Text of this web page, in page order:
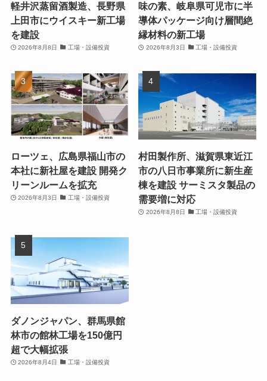
軽井沢蒸留酒製造、長野県
上田市にウイスキー新工場
を建設
2026年8月8日 工場・設備投資
味の素、岐阜県可児市に半
導体パッケージ向け層間絶
縁材料の新工場
2026年8月3日 工場・設備投資
ローツェ、広島県福山市の
本社に新社屋を建設 開発ク
リーンルームを拡充
2026年8月3日 工場・設備投資
村田製作所、滋賀県東近江
市の八日市事業所に新生産
棟を建設 サーミスタ製品の
需要増に対応
2026年8月8日 工場・設備投資
ダノンジャパン、群馬県館
林市の館林工場を150億円
超で大幅拡張
2026年8月4日 工場・設備投資